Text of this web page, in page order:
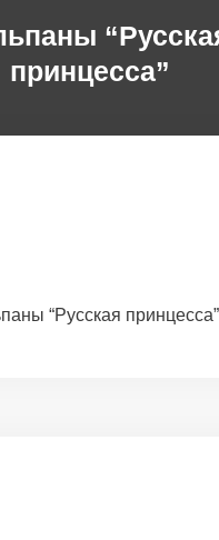
принцесса”
“Русская принцесса”